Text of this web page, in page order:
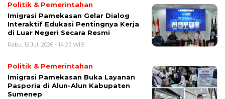
Politik & Pemerintahan
Imigrasi Pamekasan Gelar Dialog
Interaktif Edukasi Pentingnya Kerja
di Luar Negeri Secara Resmi
Rabu, 15 Juli 2026 - 14:23 WIB
Politik & Pemerintahan
Imigrasi Pamekasan Buka Layanan
Pasporia di Alun-Alun Kabupaten
Sumenep